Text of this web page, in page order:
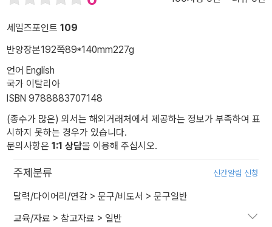
세일즈포인트 109
반양장본192쪽89*140mm227g
언어 English
국가 이탈리아
ISBN 9788883707148
(종수가 많은) 외서는 해외거래처에서 제공하는 정보가 부족하여 표
시하지 못하는 경우가 있습니다.
문의사항은 1:1 상담을 이용해 주십시오.
주제분류 신간알림 신청
달력/다이어리/연감 > 문구/비도서 > 문구일반
교육/자료 > 참고자료 > 일반